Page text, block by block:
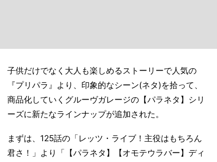
子供だけでなく大人も楽しめるストーリーで人気の
『プリパラ』より、印象的なシーン(ネタ)を拾って、
商品化していくグルーヴガレージの【パラネタ】シリ
ーズに新たなラインナップが追加された。
まずは、125話の「レッツ・ライブ！主役はもちろん
君さ！」より「【パラネタ】【オモテウラバー】ディ